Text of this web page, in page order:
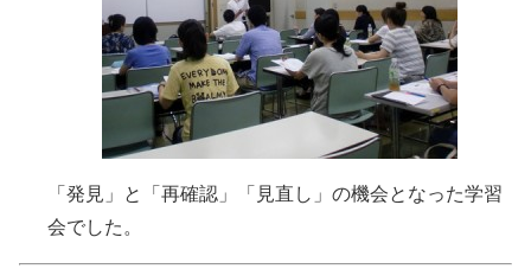
「発見」と「再確認」「見直し」の機会となった学習
会でした。